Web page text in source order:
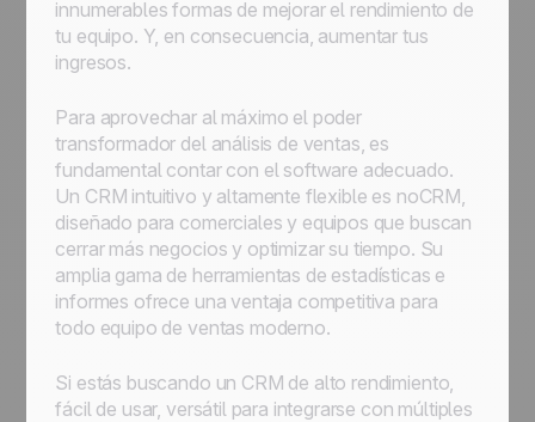
innumerables formas de mejorar el rendimiento de
tu equipo. Y, en consecuencia, aumentar tus
ingresos.
Para aprovechar al máximo el poder
transformador del análisis de ventas, es
fundamental contar con el software adecuado.
Un CRM intuitivo y altamente flexible es noCRM,
diseñado para comerciales y equipos que buscan
cerrar más negocios y optimizar su tiempo. Su
amplia gama de herramientas de estadísticas e
informes ofrece una ventaja competitiva para
todo equipo de ventas moderno.
Si estás buscando un CRM de alto rendimiento,
fácil de usar, versátil para integrarse con múltiples